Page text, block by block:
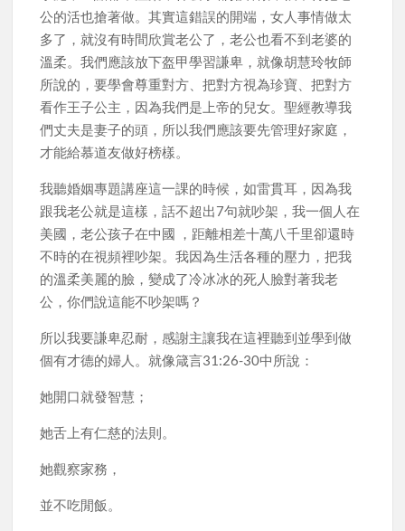
公的活也搶著做。其實這錯誤的開端，女人事情做太
多了，就沒有時間欣賞老公了，老公也看不到老婆的
溫柔。我們應該放下盔甲學習謙卑，就像胡慧玲牧師
所說的，要學會尊重對方、把對方視為珍寶、把對方
看作王子公主，因為我們是上帝的兒女。聖經教導我
們丈夫是妻子的頭，所以我們應該要先管理好家庭，
才能給慕道友做好榜樣。
我聽婚姻專題講座這一課的時候，如雷貫耳，因為我
跟我老公就是這樣，話不超出7句就吵架，我一個人在
美國，老公孩子在中國 ，距離相差十萬八千里卻還時
不時的在視頻裡吵架。我因為生活各種的壓力，把我
的溫柔美麗的臉，變成了冷冰冰的死人臉對著我老
公，你們說這能不吵架嗎？
所以我要謙卑忍耐，感謝主讓我在這裡聽到並學到做
個有才德的婦人。就像箴言31:26-30中所說：
她開口就發智慧；
她舌上有仁慈的法則。
她觀察家務，
並不吃閒飯。